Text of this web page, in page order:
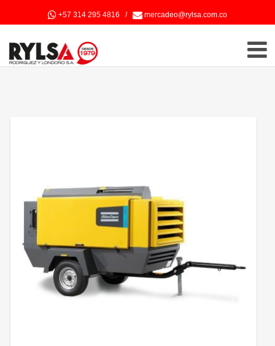
+57 314 295 4816 / mercadeo@rylsa.com.co